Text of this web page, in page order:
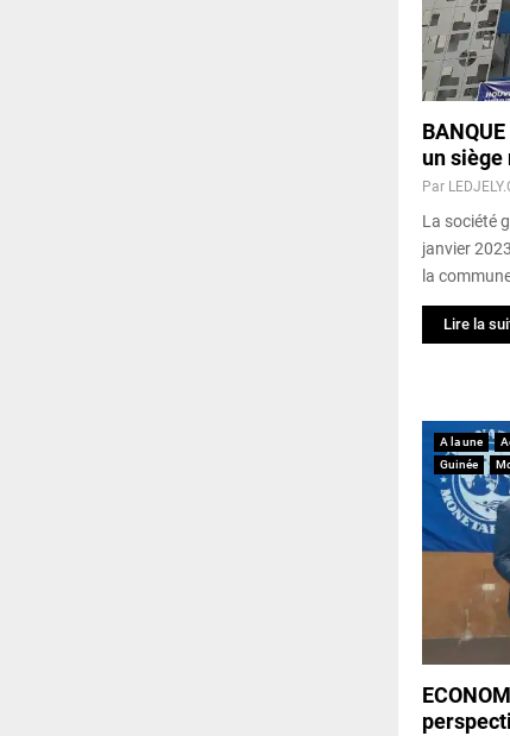
un siège
Par
La société
janvier
la
Lire la
A la une
Guinée